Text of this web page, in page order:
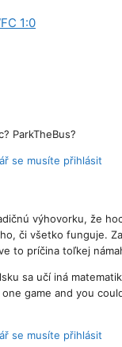
1:0
ParkTheBus?
se musíte přihlásit
výhovorku, že
či všetko funguje.
to príčina toľkej
sa učí iná
game and you
se musíte přihlásit